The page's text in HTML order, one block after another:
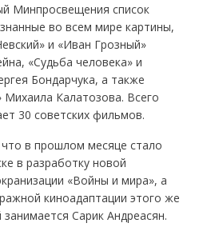
Минпросвещения список
во всем мире картины,
и «Иван Грозный»
«Судьба человека» и
Бондарчука, а также
Михаила Калатозова. Всего
30 советских фильмов.
в прошлом месяце стало
в разработку новой
«Войны и мира», а
киноадаптации этого же
Сарик Андреасян.